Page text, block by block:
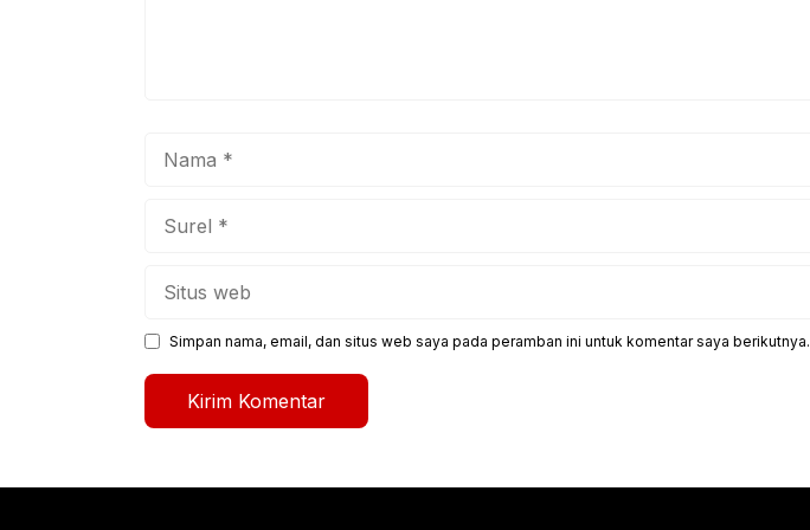
Simpan nama, email, dan situs web saya pada peramban ini untuk komentar saya berikutnya.